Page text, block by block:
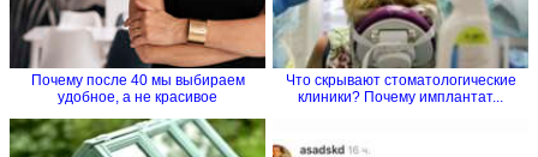
Почему после 40 мы выбираем
удобное, а не красивое
Что скрывают стоматологические
клиники? Почему имплантат...